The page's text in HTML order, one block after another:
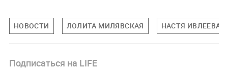
НОВОСТИ ЛОЛИТА МИЛЯВСКАЯ НАСТЯ ИВЛЕЕВА
Подписаться на LIFE